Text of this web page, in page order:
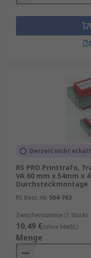
Derzeit nicht
RS PRO Printtrafo,
VA 60 mm x 54mm x
Durchsteckmontage
RS Best.-Nr. 504-763
Zwischensumme (1 Stück)
10,49 €(ohne MwSt.)
Menge